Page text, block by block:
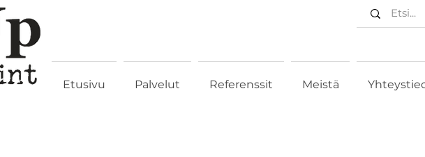
Etusivu Palvelut Referenssit Meistä